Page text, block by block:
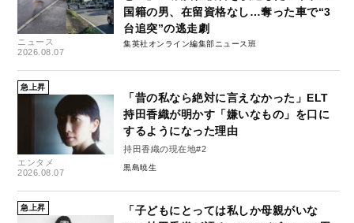
ニュース
2026.08.07
国籍の男、在留資格なし…奪った車で“3
台追突”の逃走劇
集英社オンライン編集部ニュース班
急上昇
エンタメ
2026.08.07
「昔の私なら絶対に言えなかった」ELT
持田香織が明かす「嫌いなもの」を口に
するようになった理由
持田香織の現在地#2
黒島暁生
急上昇
「子どもにとっては私しか母親がいな